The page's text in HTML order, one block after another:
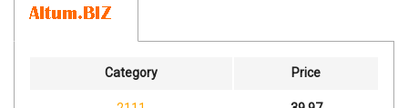
Category Price